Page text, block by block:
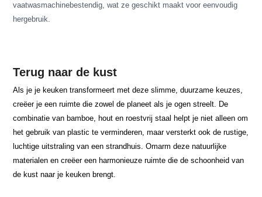
vaatwasmachinebestendig, wat ze geschikt maakt voor eenvoudig
hergebruik.
Terug naar de kust
Als je je keuken transformeert met deze slimme, duurzame keuzes,
creëer je een ruimte die zowel de planeet als je ogen streelt. De
combinatie van bamboe, hout en roestvrij staal helpt je niet alleen om
het gebruik van plastic te verminderen, maar versterkt ook de rustige,
luchtige uitstraling van een strandhuis. Omarm deze natuurlijke
materialen en creëer een harmonieuze ruimte die de schoonheid van
de kust naar je keuken brengt.